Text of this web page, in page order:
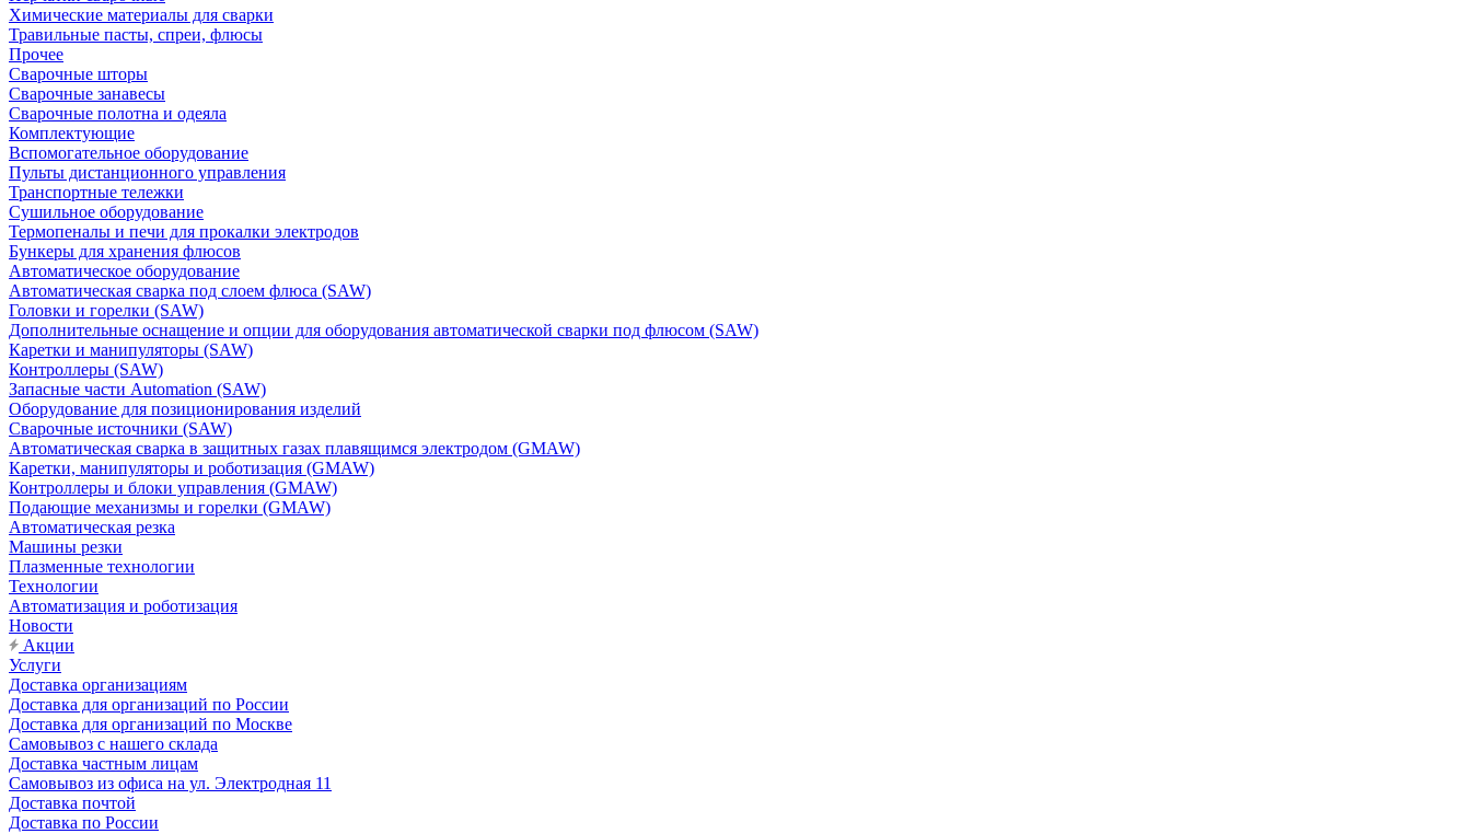
Химические материалы для сварки
Травильные пасты, спреи, флюсы
Прочее
Сварочные шторы
Сварочные занавесы
Сварочные полотна и одеяла
Комплектующие
Вспомогательное оборудование
Пульты дистанционного управления
Транспортные тележки
Сушильное оборудование
Термопеналы и печи для прокалки электродов
Бункеры для хранения флюсов
Автоматическое оборудование
Автоматическая сварка под слоем флюса (SAW)
Головки и горелки (SAW)
Дополнительные оснащение и опции для оборудования автоматической сварки под флюсом (SAW)
Каретки и манипуляторы (SAW)
Контроллеры (SAW)
Запасные части Automation (SAW)
Оборудование для позиционирования изделий
Сварочные источники (SAW)
Автоматическая сварка в защитных газах плавящимся электродом (GMAW)
Каретки, манипуляторы и роботизация (GMAW)
Контроллеры и блоки управления (GMAW)
Подающие механизмы и горелки (GMAW)
Автоматическая резка
Машины резки
Плазменные технологии
Технологии
Автоматизация и роботизация
Новости
Акции
Услуги
Доставка организациям
Доставка для организаций по России
Доставка для организаций по Москве
Самовывоз с нашего склада
Доставка частным лицам
Самовывоз из офиса на ул. Электродная 11
Доставка почтой
Доставка по России